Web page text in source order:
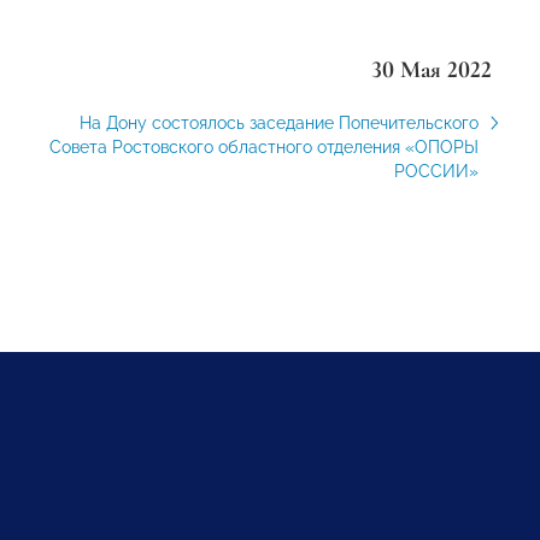
30 Мая 2022
На Дону состоялось заседание Попечительского
Совета Ростовского областного отделения «ОПОРЫ
РОССИИ»